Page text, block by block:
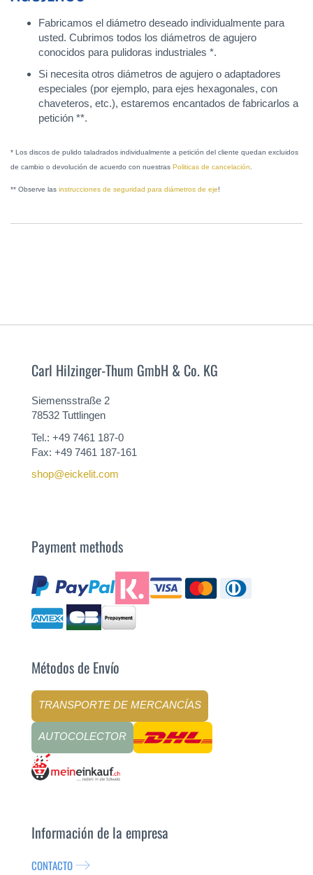
Fabricamos el diámetro deseado individualmente para
usted. Cubrimos todos los diámetros de agujero
conocidos para pulidoras industriales *.
Si necesita otros diámetros de agujero o adaptadores
especiales (por ejemplo, para ejes hexagonales, con
chaveteros, etc.), estaremos encantados de fabricarlos a
petición **.
* Los discos de pulido taladrados individualmente a petición del cliente quedan excluidos
de cambio o devolución de acuerdo con nuestras Politicas de cancelación.
** Observe las instrucciones de seguridad para diámetros de eje!
Carl Hilzinger-Thum GmbH & Co. KG
Siemensstraße 2
78532 Tuttlingen
Tel.: +49 7461 187-0
Fax: +49 7461 187-161
shop@eickelit.com
Payment methods
Métodos de Envío
TRANSPORTE DE MERCANCÍAS
AUTOCOLECTOR
Información de la empresa
CONTACTO